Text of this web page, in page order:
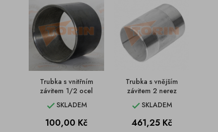
Trubka s vnitřním
závitem 1/2 ocel
SKLADEM
Cena
100,00 Kč
Trubka s vnějším
závitem 2 nerez
SKLADEM
Cena
461,25 Kč